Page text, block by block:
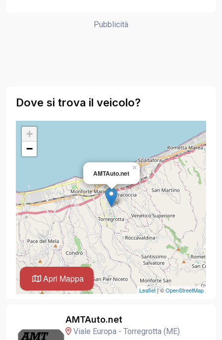
Pubblicità
Dove si trova il veicolo?
Apri Mappa
AMTAuto.net
×
+
−
Leaflet| ©OpenStreetMap
AMTAuto.net
Viale Europa - Torregrotta (ME)